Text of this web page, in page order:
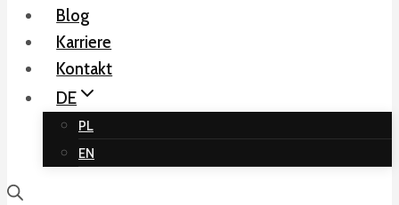
Blog
Karriere
Kontakt
DE
PL
EN